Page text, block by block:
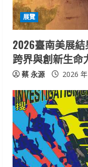
展覽
2026臺南美展
跨界與創新生命
蔡 永源 2026